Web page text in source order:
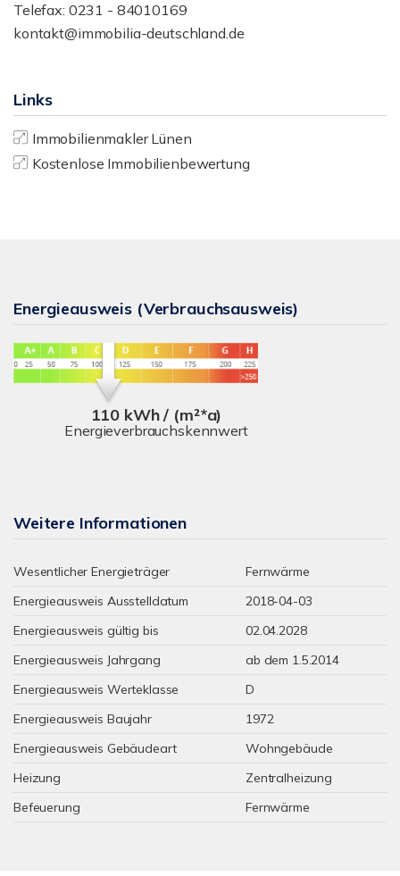
Telefax: 0231 - 84010169
kontakt@immobilia-deutschland.de
Links
Immobilienmakler Lünen
Kostenlose Immobilienbewertung
Energieausweis (Verbrauchsausweis)
110 kWh / (m²*a)
Energieverbrauchskennwert
Weitere Informationen
Wesentlicher Energieträger
Fernwärme
Energieausweis Ausstelldatum
2018-04-03
Energieausweis gültig bis
02.04.2028
Energieausweis Jahrgang
ab dem 1.5.2014
Energieausweis Werteklasse
D
Energieausweis Baujahr
1972
Energieausweis Gebäudeart
Wohngebäude
Heizung
Zentralheizung
Befeuerung
Fernwärme